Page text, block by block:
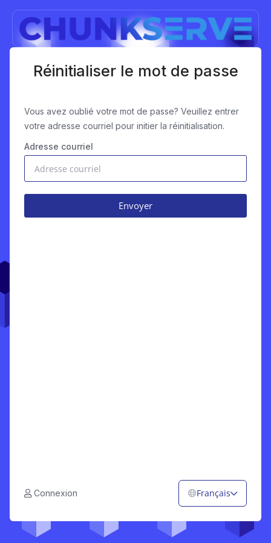
Réinitialiser le mot de passe
Vous avez oublié votre mot de passe? Veuillez entrer
votre adresse courriel pour initier la réinitialisation.
Adresse courriel
Envoyer
Connexion Français